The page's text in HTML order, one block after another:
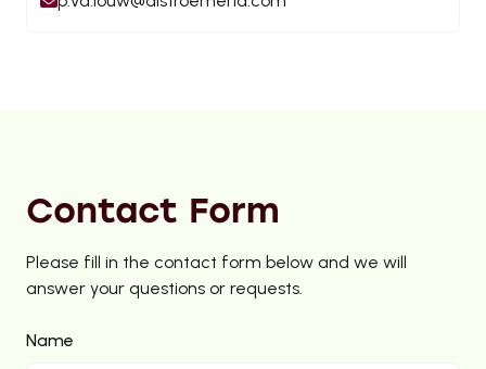
Contact Form
Please fill in the contact form below and we will
answer your questions or requests.
Name